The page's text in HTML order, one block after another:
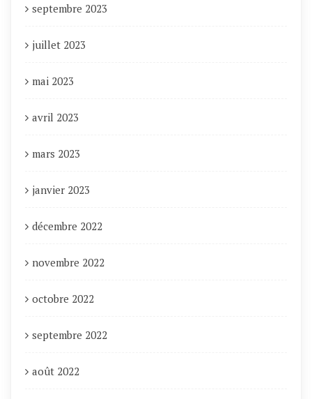
septembre 2023
juillet 2023
mai 2023
avril 2023
mars 2023
janvier 2023
décembre 2022
novembre 2022
octobre 2022
septembre 2022
août 2022